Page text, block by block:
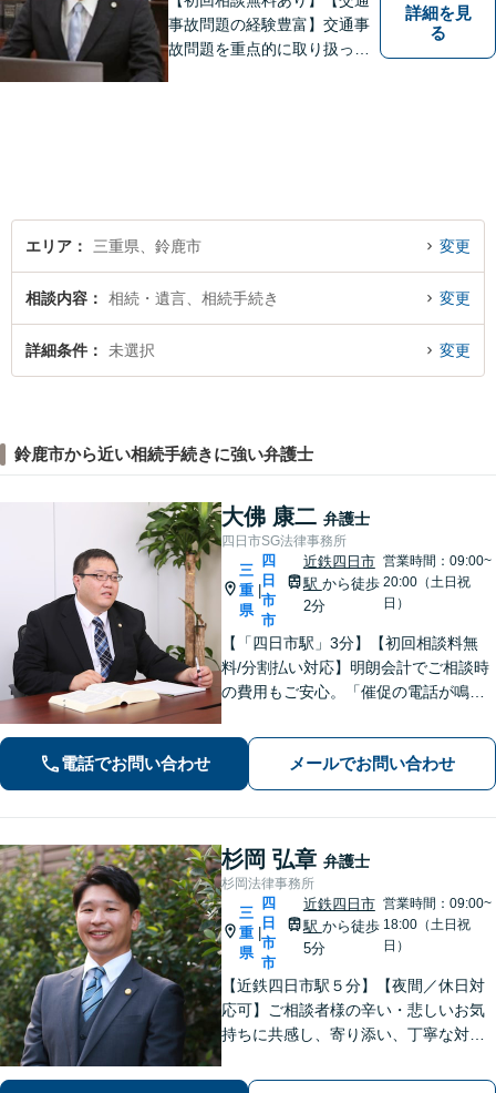
事故問題の経験豊富】交通事
故問題を重点的に取り扱って
詳細を見
る
エリア 三重県、鈴鹿市 変更
相談内容 相続・遺言、相続手続き 変更
詳細条件 未選択 変更
鈴鹿市から近い相続手続きに強い弁護士
大佛 康二 弁護士
四日市SG法律事務所
三
重
県
四
日
市
市
近鉄四日市
駅 から徒歩
2分
営業時間：09:00~
20:00（土日祝
日）
【「四日市駅」3分】【初回相談料無
料/分割払い対応】明朗会計でご相談時
の費用もご安心。「催促の電話が鳴り
た」に対応できます。自己破産や任意
整理、個人再生など幅広い解決方法を
提示【完全個室で安心】
電話でお問い合わせ メールでお問い合わせ
杉岡 弘章 弁護士
杉岡法律事務所
三
重
県
四
日
市
市
近鉄四日市
駅 から徒歩
5分
営業時間：09:00~
18:00（土日祝
日）
【近鉄四日市駅５分】【夜間／休日対
応可】ご相談者様の辛い・悲しいお気
持ちに共感し、寄り添い、丁寧な対応
相続／刑事事件など、幅広く対応【地